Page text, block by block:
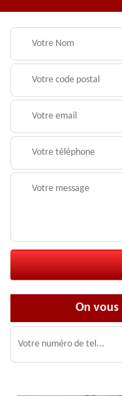
On